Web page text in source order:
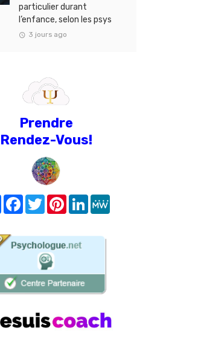
particulier durant
l’enfance, selon les psys
3 jours ago
Prendre
Rendez-Vous!
Share FacebookTwitterPinterest
LinkedIn